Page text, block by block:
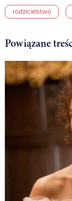
rodzicielstwo
Powiązane